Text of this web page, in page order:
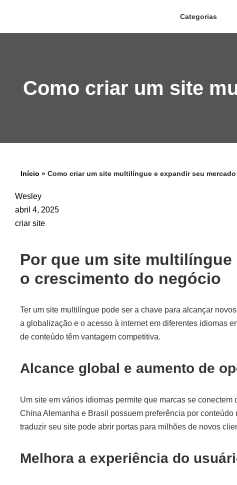
Categorias
Como criar um site
Início » Como criar um site multilíngue e expandir seu mercado
Wesley
abril 4, 2025
criar site
Por que um site multilíngue
o crescimento do negócio
Ter um site multilíngue pode ser a chave para alcançar
a globalização e o acesso à internet em diferentes idiomas
de conteúdo têm vantagem competitiva.
Alcance global e aumento de
Um site em vários idiomas permite que marcas se
China Alemanha e Brasil possuem preferência por
traduzir seu site pode abrir portas para milhões de novos
Melhora a experiência do